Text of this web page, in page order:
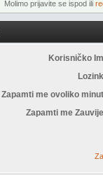
Molimo prijavite se ispod ili
Korisničko
Zapamti me ovoliko
Zapamti me